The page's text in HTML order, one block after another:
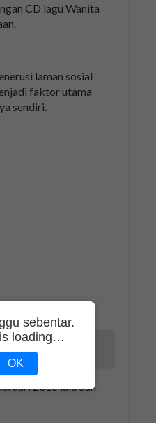
CD lagu Wanita
laman sosial
faktor utama
sendiri.
2016 lalu dan
sebentar.
loading…
OK